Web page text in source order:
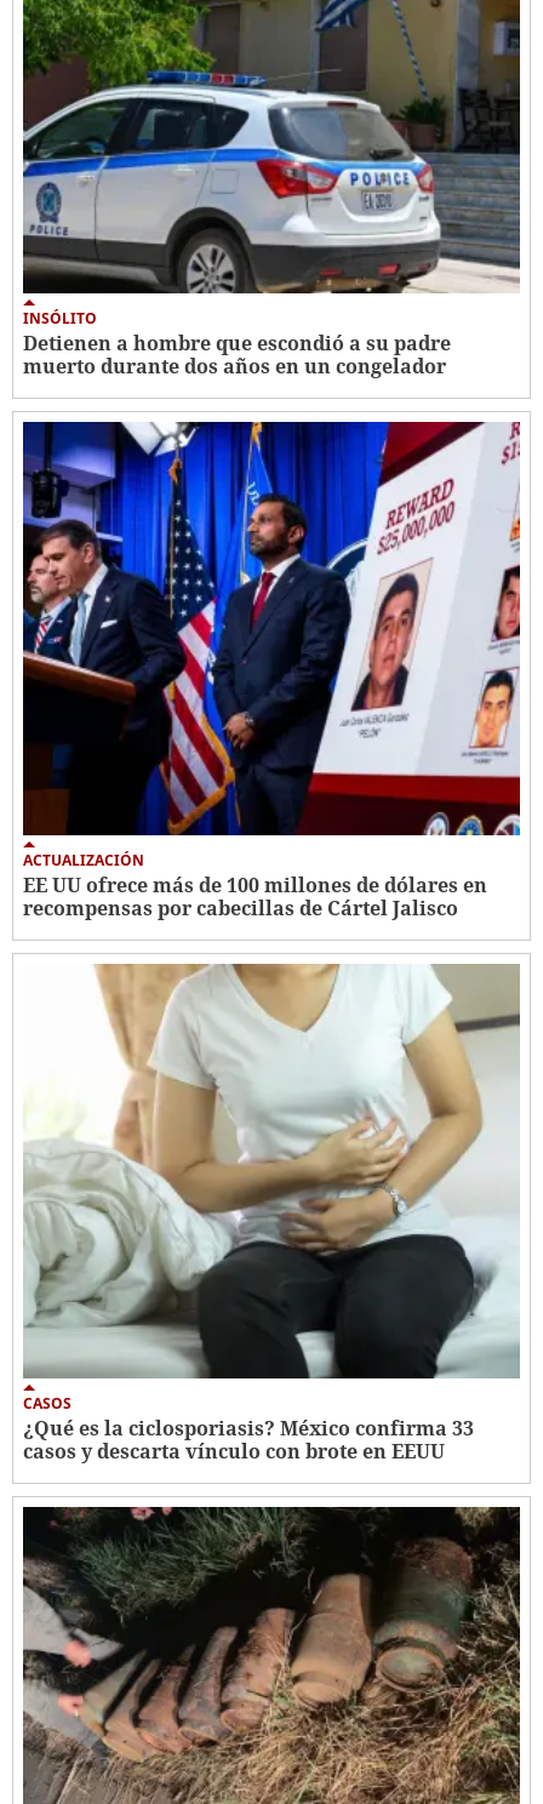
INSÓLITO
Detienen a hombre que escondió a su padre
muerto durante dos años en un congelador
ACTUALIZACIÓN
EE UU ofrece más de 100 millones de dólares en
recompensas por cabecillas de Cártel Jalisco
CASOS
¿Qué es la ciclosporiasis? México confirma 33
casos y descarta vínculo con brote en EEUU